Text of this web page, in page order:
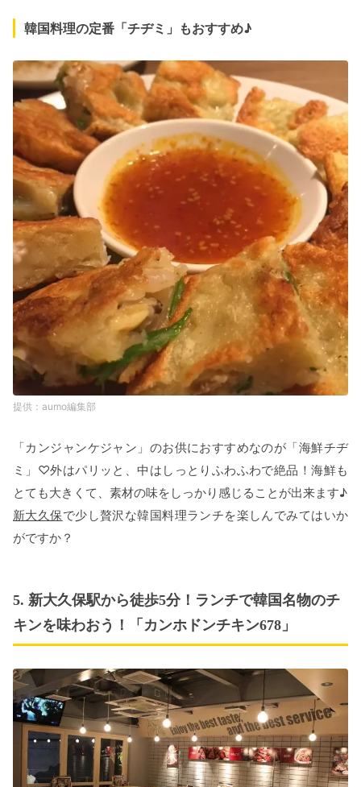
韓国料理の定番「チヂミ」もおすすめ♪
aumo編集部
「カンジャンケジャン」のお供におすすめなのが「海鮮チヂ
ミ」♡外はパリッと、中はしっとりふわふわで絶品！海鮮も
とても大きくて、素材の味をしっかり感じることが出来ます♪
新大久保で少し贅沢な韓国料理ランチを楽しんでみてはいか
がですか？
5. 新大久保駅から徒歩5分！ランチで韓国名物のチ
キンを味わおう！「カンホドンチキン678」